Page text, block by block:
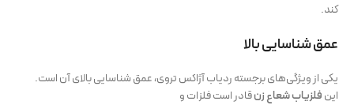
کند.
عمق شناسایی بالا
یکی از ویژگی‌های برجسته ردیاب آژاکس تروی، عمق شناسایی بالای آن است.
اینفلزیاب شعاع زنقادر است فلزات و